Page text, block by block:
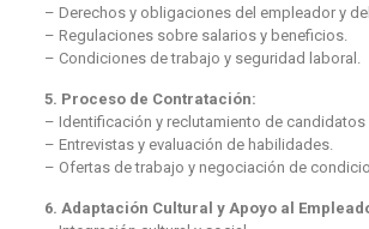
– Derechos y obligaciones del empleador y
– Regulaciones sobre salarios y beneficios.
– Condiciones de trabajo y seguridad laboral.
5. Proceso de Contratación:
– Identificación y reclutamiento de candidatos
– Entrevistas y evaluación de habilidades.
– Ofertas de trabajo y negociación de
6. Adaptación Cultural y Apoyo al